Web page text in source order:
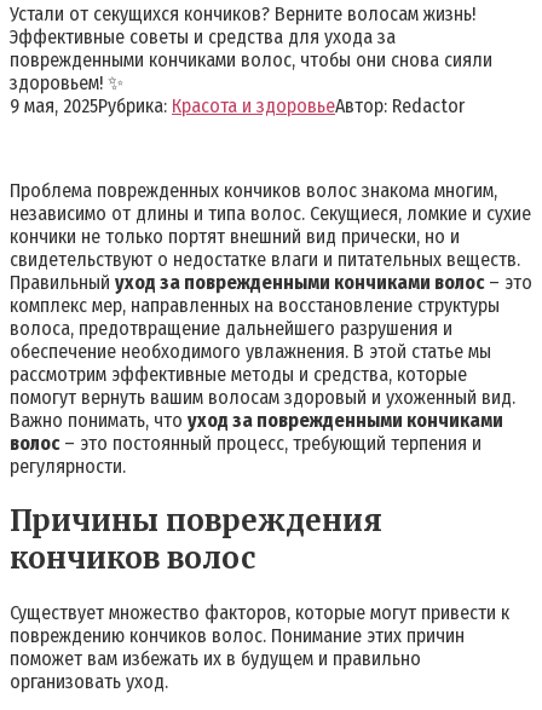
Устали от секущихся кончиков? Верните волосам жизнь!
Эффективные советы и средства для ухода за
поврежденными кончиками волос, чтобы они снова сияли
здоровьем! ✨
9 мая, 2025Рубрика: Красота и здоровьеАвтор: Redactor
Проблема поврежденных кончиков волос знакома многим,
независимо от длины и типа волос. Секущиеся, ломкие и сухие
кончики не только портят внешний вид прически, но и
свидетельствуют о недостатке влаги и питательных веществ.
Правильный уход за поврежденными кончиками волос– это
комплекс мер, направленных на восстановление структуры
волоса, предотвращение дальнейшего разрушения и
обеспечение необходимого увлажнения. В этой статье мы
рассмотрим эффективные методы и средства, которые
помогут вернуть вашим волосам здоровый и ухоженный вид.
Важно понимать, что уход за поврежденными кончиками
волос– это постоянный процесс, требующий терпения и
регулярности.
Причины повреждения
кончиков волос
Существует множество факторов, которые могут привести к
повреждению кончиков волос. Понимание этих причин
поможет вам избежать их в будущем и правильно
организовать уход.